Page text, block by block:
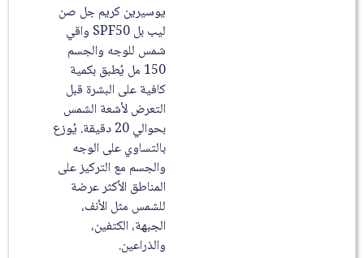
يوسيرين كريم جل صن
ليب بل SPF50 واقي
شمس للوجه والجسم
150 مل يُطبق بكمية
كافية على البشرة قبل
التعرض لأشعة الشمس
بحوالي 20 دقيقة. يُوزع
بالتساوي على الوجه
والجسم مع التركيز على
المناطق الأكثر عرضة
للشمس مثل الأنف،
الجبهة، الكتفين،
والذراعين.